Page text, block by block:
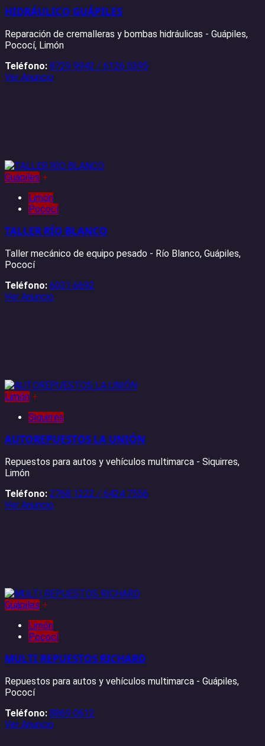
HIDRÁULICO GUÁPILES
Reparación de cremalleras y bombas hidráulicas - Guápiles,
Pococí, Limón
Teléfono: 8729 9942 / 6126 0395
Ver Anuncio
Guápiles +
Limón
Pococí
TALLER RÍO BLANCO
Taller mecánico de equipo pesado - Río Blanco, Guápiles,
Pococí
Teléfono: 6031 6692
Ver Anuncio
Limón +
Siquirres
AUTOREPUESTOS LA UNIÓN
Repuestos para autos y vehículos multimarca - Siquirres,
Limón
Teléfono: 2768 1222 / 6424 7556
Ver Anuncio
Guápiles +
Limón
Pococí
MULTI REPUESTOS RICHARD
Repuestos para autos y vehículos multimarca - Guápiles,
Pococí
Teléfono: 8869 0612
Ver Anuncio